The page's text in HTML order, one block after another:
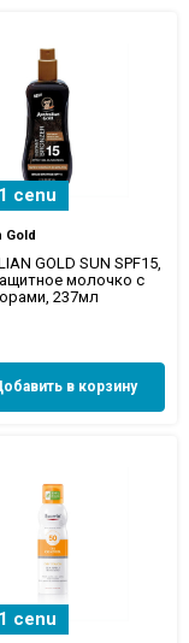
cenu
Gold
GOLD SUN SPF15,
молочко с
237мл
в корзину
cenu